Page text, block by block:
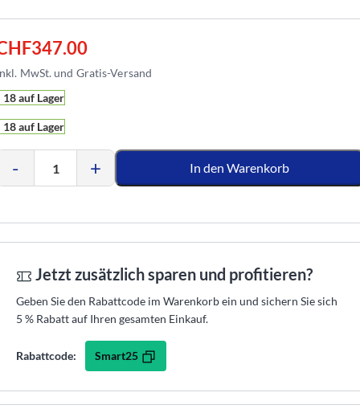
347.00
18 auf Lager
18 auf Lager
- + In den Warenkorb
Jetzt zusätzlich sparen und profitieren?
Geben Sie den Rabattcode im Warenkorb ein und sichern Sie sich
5 % Rabatt auf Ihren gesamten Einkauf.
Rabattcode: Smart25